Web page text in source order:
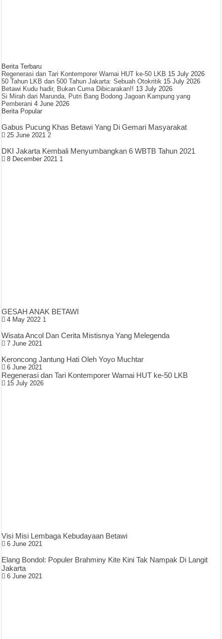
Berita Terbaru
Regenerasi dan Tari Kontemporer Warnai HUT ke-50 LKB 15 July 2026
50 Tahun LKB dan 500 Tahun Jakarta: Sebuah Otokritik 15 July 2026
Betawi Kudu hadir, Bukan Cuma Dibicarakan!! 13 July 2026
Si Mirah dari Marunda, Putri Bang Bodong Jagoan Kampung yang
Pemberani 4 June 2026
Berita Popular
Gabus Pucung Khas Betawi Yang Di Gemari Masyarakat
25 June 2021 2
DKI Jakarta Kembali Menyumbangkan 6 WBTB Tahun 2021
8 December 2021 1
GESAH ANAK BETAWI
4 May 2022 1
Wisata Ancol Dan Cerita Mistisnya Yang Melegenda
7 June 2021
Keroncong Jantung Hati Oleh Yoyo Muchtar
6 June 2021
Regenerasi dan Tari Kontemporer Warnai HUT ke-50 LKB
15 July 2026
Visi Misi Lembaga Kebudayaan Betawi
6 June 2021
Elang Bondol: Populer Brahminy Kite Kini Tak Nampak Di Langit
Jakarta
6 June 2021